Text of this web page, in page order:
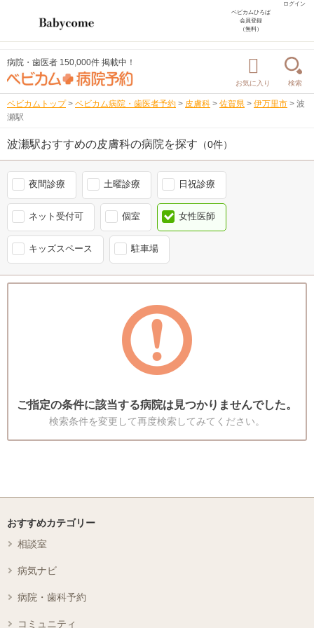
ログイン
ベビカムひろば
会員登録
（無料）
病院・歯医者 150,000件 掲載中！
お気に入り 検索
ベビカムトップ > ベビカム病院・歯医者予約 > 皮膚科 > 佐賀県 > 伊万里市 > 波
瀬駅
波瀬駅おすすめの皮膚科の病院を探す （0件）
夜間診療 土曜診療 日祝診療
ネット受付可 個室 女性医師
キッズスペース 駐車場
ご指定の条件に該当する病院は見つかりませんでした。
検索条件を変更して再度検索してみてください。
おすすめカテゴリー
相談室
病気ナビ
病院・歯科予約
コミュニティ